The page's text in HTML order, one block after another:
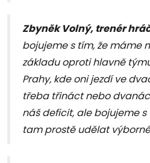
Zbyněk Volný, trenér
bojujeme s tím, že máme
základu oproti hlavně
Prahy, kde oni jezdí ve
třeba třináct nebo
náš deficit, ale bojujeme
tam prostě udělat